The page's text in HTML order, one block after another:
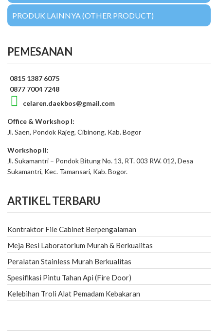
PRODUK LAINNYA (OTHER PRODUCT)
PEMESANAN
0815 1387 6075
0877 7004 7248
celaren.daekbos@gmail.com
Office & Workshop I:
Jl. Saen, Pondok Rajeg, Cibinong, Kab. Bogor
Workshop II:
Jl. Sukamantri – Pondok Bitung No. 13, RT. 003 RW. 012, Desa
Sukamantri, Kec. Tamansari, Kab. Bogor.
ARTIKEL TERBARU
Kontraktor File Cabinet Berpengalaman
Meja Besi Laboratorium Murah & Berkualitas
Peralatan Stainless Murah Berkualitas
Spesifikasi Pintu Tahan Api (Fire Door)
Kelebihan Troli Alat Pemadam Kebakaran